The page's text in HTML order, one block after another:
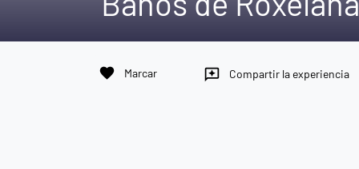
favorite Marcar reviews Compartir la experiencia